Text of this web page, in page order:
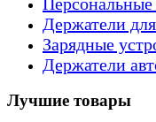
Держатели
Зарядные
Держатели
Лучшие товары